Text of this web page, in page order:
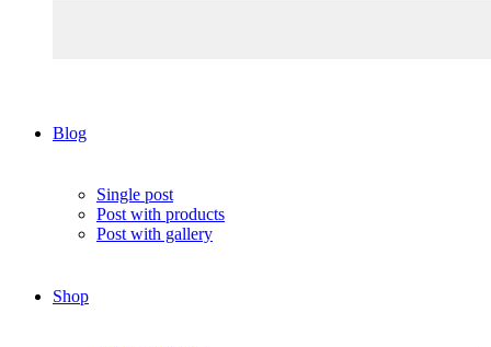
Blog
Single post
Post with products
Post with gallery
Shop